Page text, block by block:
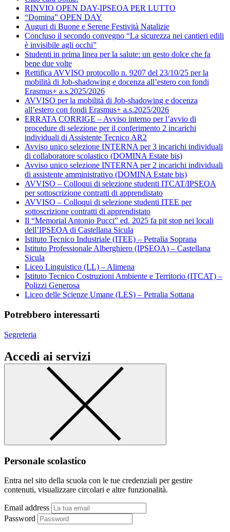
RINVIO OPEN DAY-IPSEOA PER LUTTO
“Domina” OPEN DAY
Auguri di Buone e Serene Festività Natalizie
Concluso il secondo convegno “La sicurezza nei cantieri edili
è invisibile agli occhi”
Studenti in prima linea per la salute: un gesto dolce che fa
bene due volte
Rettifica AVVISO protocollo n. 9207 del 23/10/25 per la
mobilità di Job-shadowing e docenza all’estero con fondi
Erasmus+ a.s.2025/2026
AVVISO per la mobilità di Job-shadowing e docenza
all’estero con fondi Erasmus+ a.s.2025/2026
ERRATA CORRIGE – Avviso interno per l’avvio di
procedure di selezione per il conferimento 2 incarichi
individuali di Assistente Tecnico AR2
Avviso unico selezione INTERNA per 3 incarichi individuali
di collaboratore scolastico (DOMINA Estate bis)
Avviso unico selezione INTERNA per 2 incarichi individuali
di assistente amministrativo (DOMINA Estate bis)
AVVISO – Colloqui di selezione studenti ITCAT/IPSEOA
per sottoscrizione contratti di apprendistato
AVVISO – Colloqui di selezione studenti ITEE per
sottoscrizione contratti di apprendistato
Il “Memorial Antonio Pucci” ed. 2025 fa pit stop nei locali
dell’IPSEOA di Castellana Sicula
Istituto Tecnico Industriale (ITEE) – Petralia Soprana
Istituto Professionale Alberghiero (IPSEOA) – Castellana
Sicula
Liceo Linguistico (LL) – Alimena
Istituto Tecnico Costruzioni Ambiente e Territorio (ITCAT) –
Polizzi Generosa
Liceo delle Scienze Umane (LES) – Petralia Sottana
Potrebbero interessarti
Segreteria
Accedi ai servizi
Personale scolastico
Entra nel sito della scuola con le tue credenziali per gestire
contenuti, visualizzare circolari e altre funzionalità.
Email address
Password